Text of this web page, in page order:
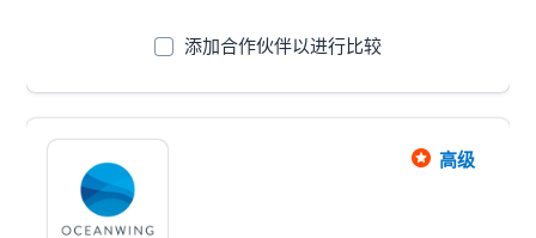
添加合作伙伴以进行比较
高级